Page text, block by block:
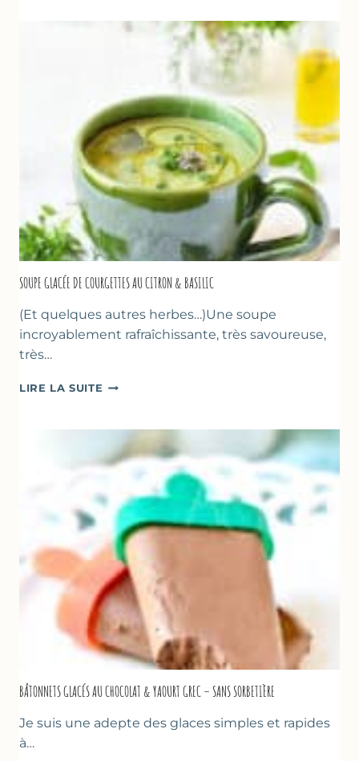
D’ORANGER
SOUPE GLACÉE DE COURGETTES AU CITRON & BASILIC
(Et quelques autres herbes…)Une soupe
incroyablement rafraîchissante, très savoureuse,
très…
LIRE LA SUITE SOUPE
COURGETTES
AU
CITRON
BASILIC
BÂTONNETS GLACÉS AU CHOCOLAT & YAOURT GREC – SANS SORBETIÈRE
Je suis une adepte des glaces simples et rapides
à…